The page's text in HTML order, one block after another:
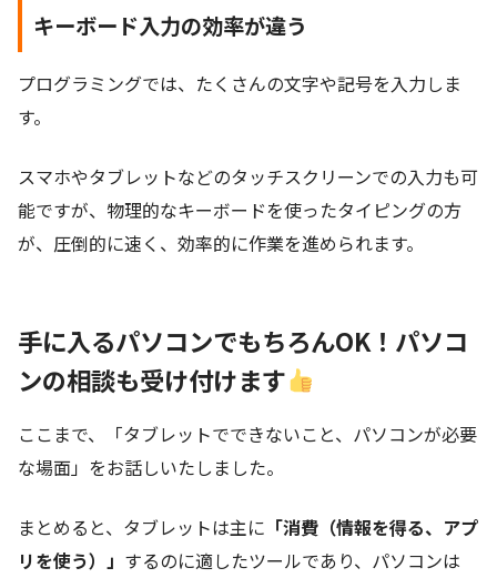
キーボード入力の効率が違う
プログラミングでは、たくさんの文字や記号を入力しま
す。
スマホやタブレットなどのタッチスクリーンでの入力も可
能ですが、物理的なキーボードを使ったタイピングの方
が、圧倒的に速く、効率的に作業を進められます。
手に入るパソコンでもちろんOK！パソコ
ンの相談も受け付けます
ここまで、「タブレットでできないこと、パソコンが必要
な場面」をお話しいたしました。
まとめると、タブレットは主に 「消費（情報を得る、アプ
リを使う）」 するのに適したツールであり、パソコンは